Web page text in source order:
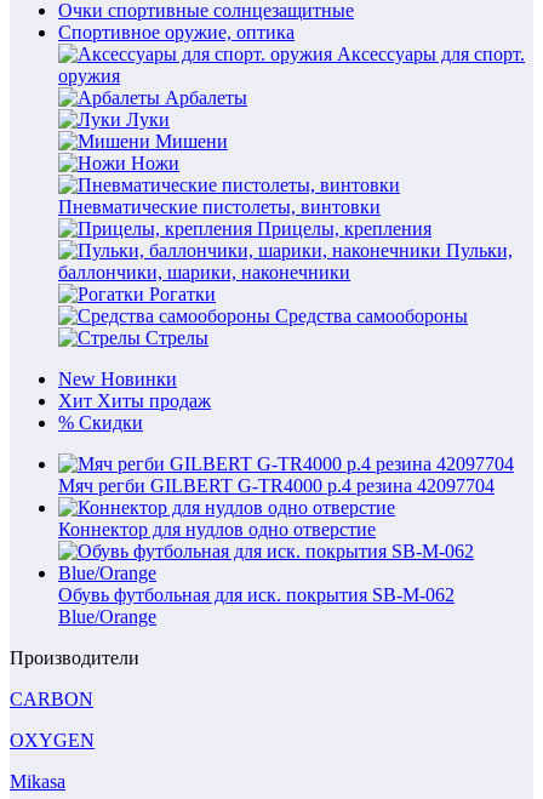
Очки спортивные солнцезащитные
Спортивное оружие, оптика
Аксессуары для спорт.
оружия
Арбалеты
Луки
Мишени
Ножи
Пневматические пистолеты, винтовки
Прицелы, крепления
Пульки,
баллончики, шарики, наконечники
Рогатки
Средства самообороны
Стрелы
New Новинки
Хит Хиты продаж
% Скидки
Мяч регби GILBERT G-TR4000 р.4 резина 42097704
Коннектор для нудлов одно отверстие
Обувь футбольная для иск. покрытия SB-М-062
Blue/Orange
Производители
CARBON
OXYGEN
Mikasa